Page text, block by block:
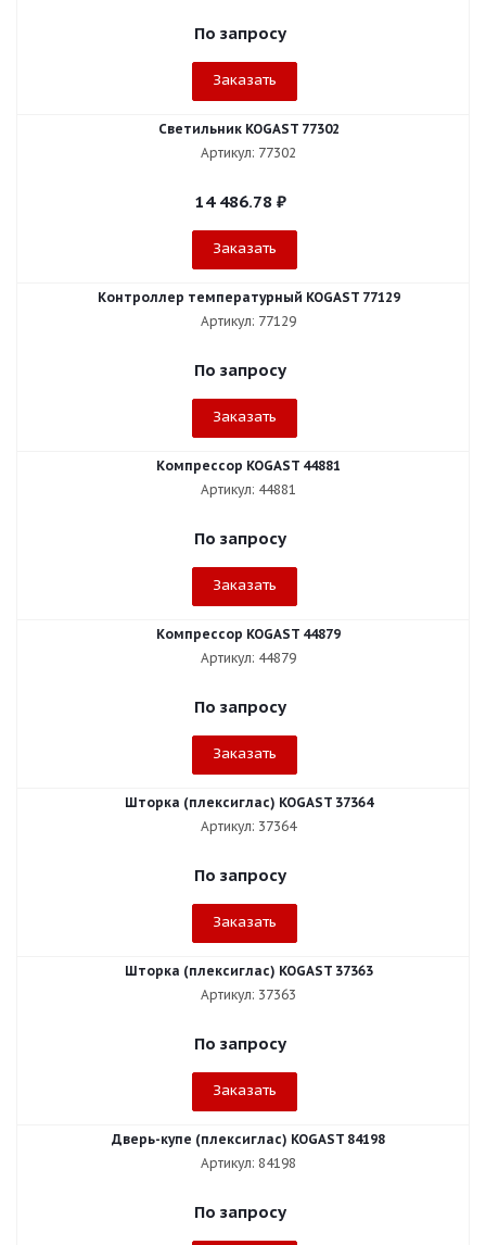
По запросу
Заказать
Светильник KOGAST 77302
Артикул: 77302
14 486.78₽
Заказать
Контроллер температурный KOGAST 77129
Артикул: 77129
По запросу
Заказать
Компрессор KOGAST 44881
Артикул: 44881
По запросу
Заказать
Компрессор KOGAST 44879
Артикул: 44879
По запросу
Заказать
Шторка (плексиглас) KOGAST 37364
Артикул: 37364
По запросу
Заказать
Шторка (плексиглас) KOGAST 37363
Артикул: 37363
По запросу
Заказать
Дверь-купе (плексиглас) KOGAST 84198
Артикул: 84198
По запросу